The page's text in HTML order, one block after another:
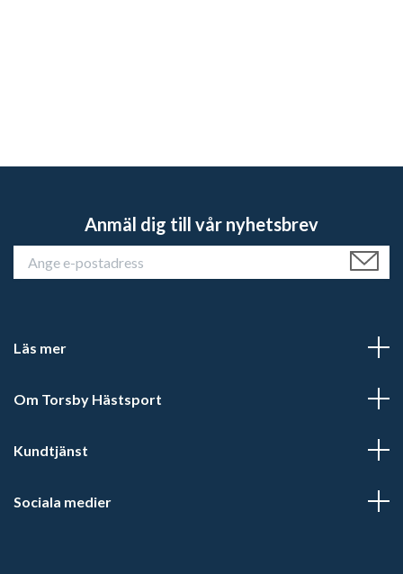
Anmäl dig till vår nyhetsbrev
Läs mer
Om Torsby Hästsport
Kundtjänst
Sociala medier